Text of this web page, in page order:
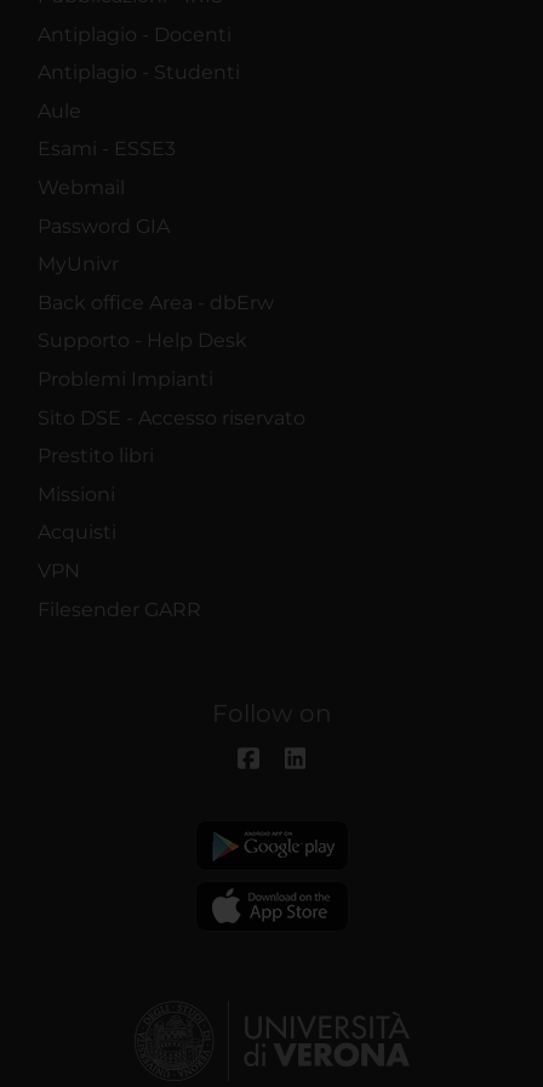
Antiplagio - Docenti
Antiplagio - Studenti
Aule
Esami - ESSE3
Webmail
Password GIA
MyUnivr
Back office Area - dbErw
Supporto - Help Desk
Problemi Impianti
Sito DSE - Accesso riservato
Prestito libri
Missioni
Acquisti
VPN
Filesender GARR
Follow on